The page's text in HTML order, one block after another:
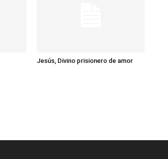
Jesús, Divino prisionero de amor